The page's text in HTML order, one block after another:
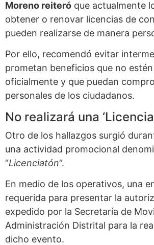
Moreno reiteró que actualmente
obtener o renovar licencias de
pueden realizarse de manera
Por ello, recomendó evitar
prometan beneficios que no
oficialmente y que puedan
personales de los ciudadanos.
No realizará una
Otro de los hallazgos surgió
una actividad promocional
“Licenciatón“.
En medio de los operativos, una
requerida para presentar la
expedido por la Secretaría de
Administración Distrital para la
dicho evento.